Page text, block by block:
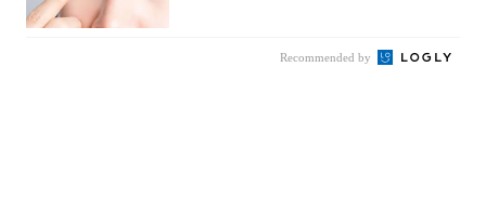
Recommended by